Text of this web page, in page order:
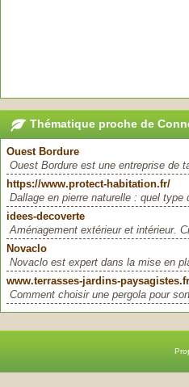
Thématique proche de
Ouest Bordure
Ouest Bordure est une entreprise de
https://www.protect-habitation.fr/
Dallage en pierre naturelle : quel
idees-decoverte
Aménagement extérieur et intérieur.
Novaclo
Novaclo est expert dans la mise en
www.terrasses-jardins-paysagistes.fr
Comment choisir une pergola pour